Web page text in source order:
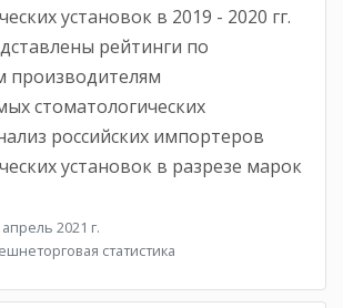
установок в 2019 - 2020 гг.
рейтинги по
производителям
стоматологических
российских импортеров
установок в разрезе марок
апрель 2021 г.
статистика